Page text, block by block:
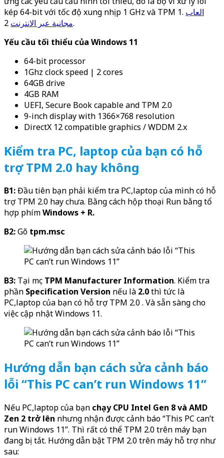
kép 64-bit với tốc độ xung nhịp 1 GHz và TPM 1. العاب
مجانية عبر الانترنت2.
Yếu cầu tối thiểu của Windows 11
64-bit processor
1Ghz clock speed | 2 cores
64GB drive
4GB RAM
UEFI, Secure Book capable and TPM 2.0
9-inch display with 1366×768 resolution
DirectX 12 compatible graphics / WDDM 2.x
Kiểm tra PC, laptop của bạn có hỗ
trợ TPM 2.0 hay không
B1:Đầu tiên bạn phải kiểm tra PC,laptop của mình có hỗ
trợ TPM 2.0 hay chưa. Bằng cách hộp thoại Run bằng tổ
hợp phímWindows + R.
B2:Gõ tpm.msc
B3: Tại mục TPM Manufacturer Information. Kiểm tra
phần Specification Version nếu là 2.0thì tức là
PC,laptop của bạn có hỗ trợ TPM 2.0 . Và sẵn sàng cho
việc cập nhật Windows 11.
Hướng dẫn bạn cách sửa cảnh báo
lỗi “This PC can’t run Windows 11”
Nếu PC,laptop của bạn chạy CPU Intel Gen 8 và AMD
Zen 2 trở lên nhưng nhận được cảnh báo “This PC can’t
run Windows 11”. Thì rất có thể TPM 2.0 trên máy bạn
đang bị tắt. Hướng dẫn bật TPM 2.0 trên máy hỗ trợ như
sau: